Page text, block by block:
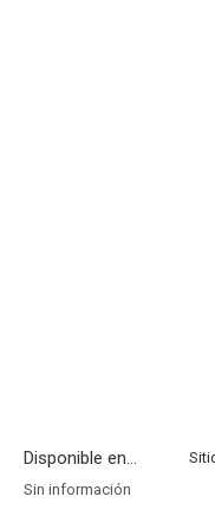
Disponible en...
Sin información